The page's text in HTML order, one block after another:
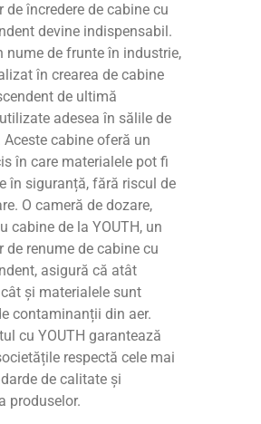
de încredere de cabine cu
devine indispensabil.
nume de frunte în industrie,
în crearea de cabine
de ultimă
adesea în sălile de
cabine oferă un
în care materialele pot fi
în siguranță, fără riscul de
O cameră de dozare,
cabine de la YOUTH, un
de renume de cabine cu
asigură că atât
și materialele sunt
contaminanții din aer.
cu YOUTH garantează
respectă cele mai
de calitate și
produselor.